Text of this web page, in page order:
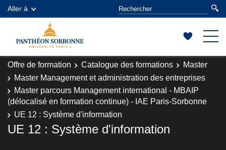
Aller à
Offre de formation Catalogue des formations
Master
Master Management et administration des entreprises
Master parcours Management international - MBAIP
(délocalisé en formation continue) - IAE Paris-Sorbonne
UE 12 : Système d'information
UE 12 : Système d'information